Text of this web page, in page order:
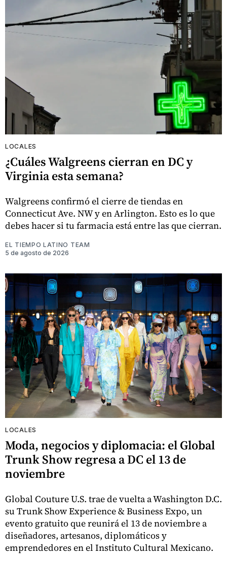
LOCALES
¿Cuáles Walgreens cierran en DC y
Virginia esta semana?
Walgreens confirmó el cierre de tiendas en
Connecticut Ave. NW y en Arlington. Esto es lo que
debes hacer si tu farmacia está entre las que cierran.
EL TIEMPO LATINO TEAM
5 de agosto de 2026
LOCALES
Moda, negocios y diplomacia: el Global
Trunk Show regresa a DC el 13 de
noviembre
Global Couture U.S. trae de vuelta a Washington D.C.
su Trunk Show Experience & Business Expo, un
evento gratuito que reunirá el 13 de noviembre a
diseñadores, artesanos, diplomáticos y
emprendedores en el Instituto Cultural Mexicano.